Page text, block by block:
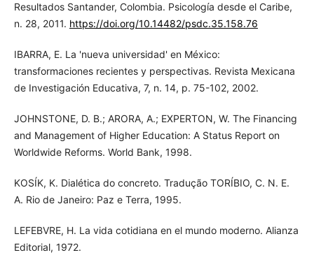
Resultados Santander, Colombia. Psicología desde el Caribe,
n. 28, 2011. https://doi.org/10.14482/psdc.35.158.76
IBARRA, E. La 'nueva universidad' en México:
transformaciones recientes y perspectivas. Revista Mexicana
de Investigación Educativa, 7, n. 14, p. 75-102, 2002.
JOHNSTONE, D. B.; ARORA, A.; EXPERTON, W. The Financing
and Management of Higher Education: A Status Report on
Worldwide Reforms. World Bank, 1998.
KOSÍK, K. Dialética do concreto. Tradução TORÍBIO, C. N. E.
A. Rio de Janeiro: Paz e Terra, 1995.
LEFEBVRE, H. La vida cotidiana en el mundo moderno. Alianza
Editorial, 1972.